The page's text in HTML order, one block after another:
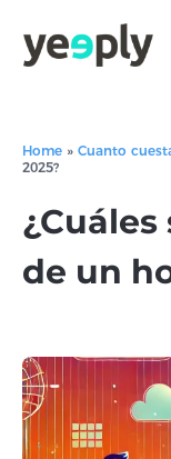
Home » Cuanto
2025?
de un